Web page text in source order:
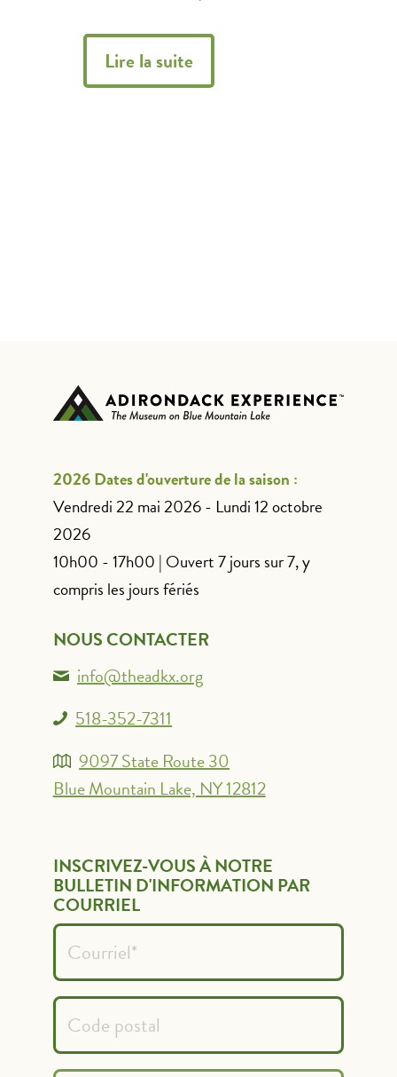
Lire la suite
2026 Dates d'ouverture de la saison :
Vendredi 22 mai 2026 - Lundi 12 octobre
2026
10h00 - 17h00 | Ouvert 7 jours sur 7, y
compris les jours fériés
NOUS CONTACTER
info@theadkx.org
518-352-7311
9097 State Route 30
Blue Mountain Lake, NY 12812
INSCRIVEZ-VOUS À NOTRE
BULLETIN D'INFORMATION PAR
COURRIEL